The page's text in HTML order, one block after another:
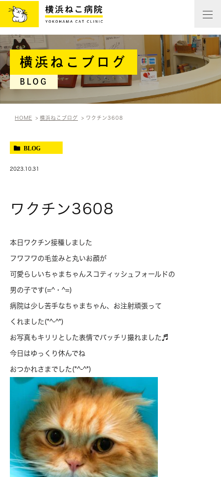
横浜ねこブログ
BLOG
HOME 横浜ねこブログ ワクチン3608
BLOG
2023.10.31
ワクチン3608
本日ワクチン接種しました
フワフワの毛並みと丸いお顔が
可愛らしいちゃまちゃんスコティッシュフォールドの
男の子です(=^・^=)
病院は少し苦手なちゃまちゃん、お注射頑張って
くれました(*^-^*)
お写真もキリリとした表情でバッチリ撮れました♬
今日はゆっくり休んでね
おつかれさまでした(*^-^*)